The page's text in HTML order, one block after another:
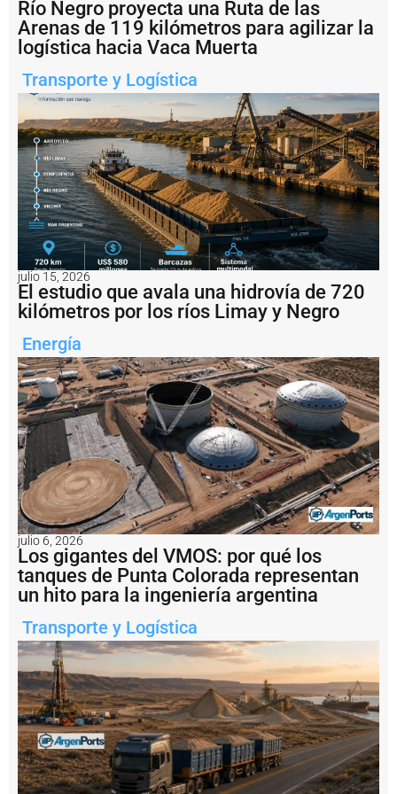
r
e
s
t
a
b
e
c
i
m
i
e
n
t
r
o
g
r
e
s
i
v
o
d
e
l
t
r
á
n
s
it
o
d
e
u
q
u
e
s
y
s
u
p
e
r
Río Negro proyecta una Ruta de las
Arenas de 119 kilómetros para agilizar la
logística hacia Vaca Muerta
Transporte y Logística
julio 15, 2026
El estudio que avala una hidrovía de 720
kilómetros por los ríos Limay y Negro
Energía
julio 6, 2026
Los gigantes del VMOS: por qué los
tanques de Punta Colorada representan
un hito para la ingeniería argentina
Transporte y Logística